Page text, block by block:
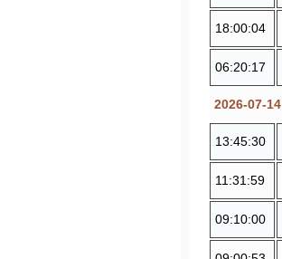
18:00:04
06:20:17
2026-07-14
13:45:30
11:31:59
09:10:00